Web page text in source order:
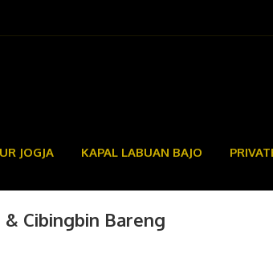
JOGJA KAPAL LABUAN BAJO
Cibingbin Bareng